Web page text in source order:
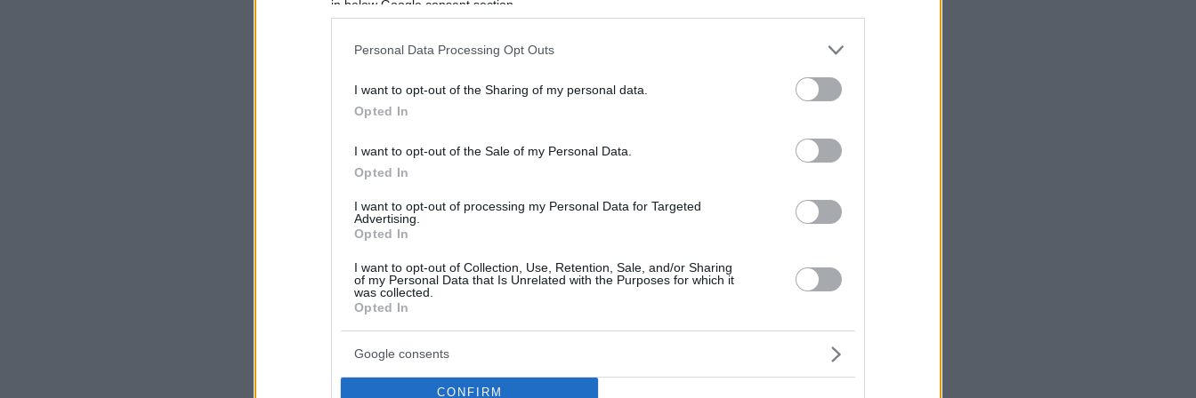
in below Google consent section.
Personal Data Processing Opt Outs
I want to opt-out of the Sharing of my personal data.
Opted In
I want to opt-out of the Sale of my Personal Data.
Opted In
I want to opt-out of processing my Personal Data for Targeted
Advertising.
Opted In
I want to opt-out of Collection, Use, Retention, Sale, and/or Sharing
of my Personal Data that Is Unrelated with the Purposes for which it
was collected.
Opted In
Google consents
CONFIRM